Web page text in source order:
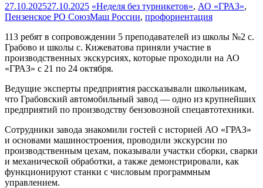
27.10.202527.10.2025 «Неделя без турникетов», АО «ГРАЗ»,
Пензенское РО СоюзМаш России, профориентация
113 ребят в сопровождении 5 преподавателей из школы №2 с.
Грабово и школы с. Кижеватова приняли участие в
производственных экскурсиях, которые проходили на АО
«ГРАЗ» с 21 по 24 октября.
Ведущие эксперты предприятия рассказывали школьникам,
что Грабовский автомобильный завод — одно из крупнейших
предприятий по производству бензовозной спецавтотехники.
Сотрудники завода знакомили гостей с историей АО «ГРАЗ»
и основами машиностроения, проводили экскурсии по
производственным цехам, показывали участки сборки, сварки
и механической обработки, а также демонстрировали, как
функционируют станки с числовым программным
управлением.